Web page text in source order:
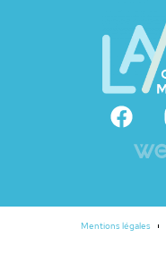
Mentions légales